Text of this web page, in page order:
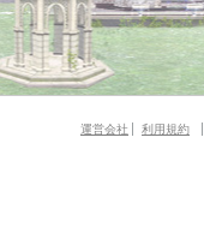
運営会社 利用規約